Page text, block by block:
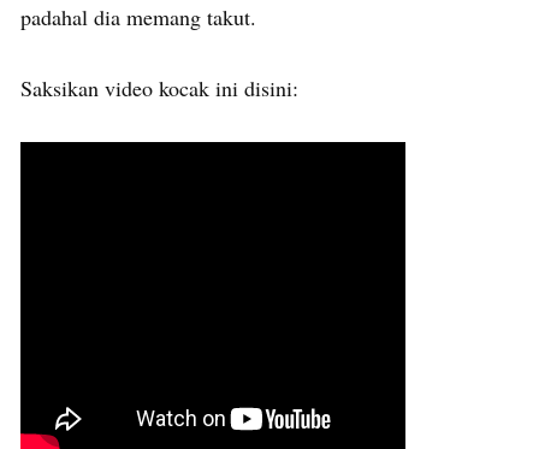
padahal dia memang takut.
Saksikan video kocak ini disini: